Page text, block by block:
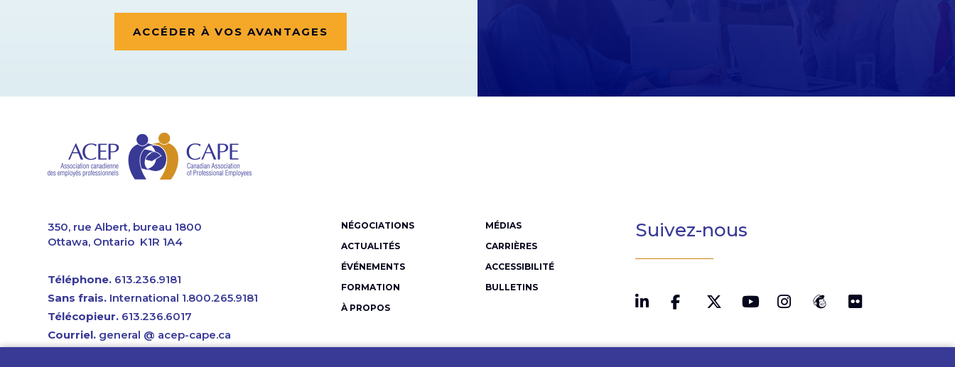
ACCÉDER À VOS AVANTAGES
350, rue Albert, bureau 1800
Ottawa, Ontario K1R 1A4
Téléphone. 613.236.9181
Sans frais. International 1.800.265.9181
Télécopieur. 613.236.6017
Courriel. general @ acep-cape.ca
Menu
Pied
de
page
NÉGOCIATIONS
ACTUALITÉS
ÉVÉNEMENTS
FORMATION
À PROPOS
MÉDIAS
CARRIÈRES
ACCESSIBILITÉ
BULLETINS
Suivez-nous
LinkedInFacebook
TwitterYouTubeInstagram
MailChimp
Flickr